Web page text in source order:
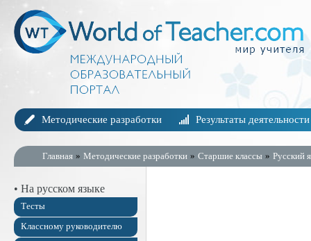
Методические разработки Результаты деятельности
Главная » Методические разработки » Старшие классы » Русский
• На русском языке
Тесты
Классному руководителю